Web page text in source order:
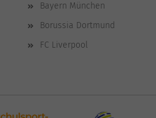
Bayern München
Borussia Dortmund
FC Liverpool